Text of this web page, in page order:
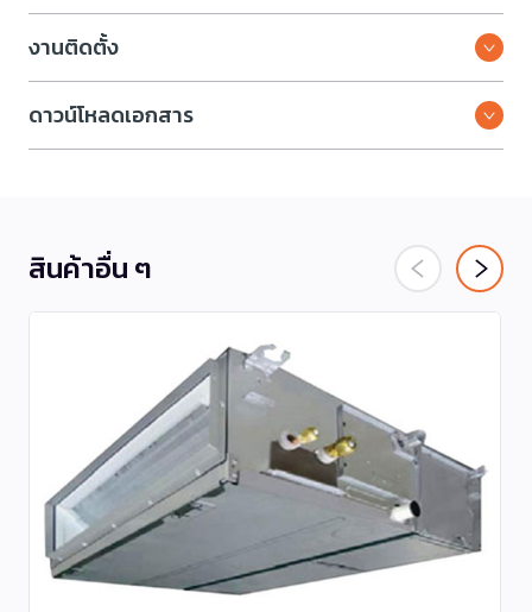
งานติดตั้ง
ดาวน์โหลดเอกสาร
สินค้าอื่น ๆ